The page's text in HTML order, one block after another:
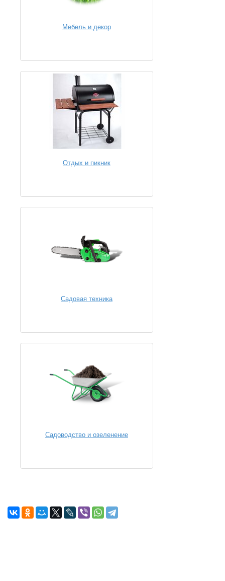
Мебель и декор
Отдых и пикник
Садовая техника
Садоводство и озеленение